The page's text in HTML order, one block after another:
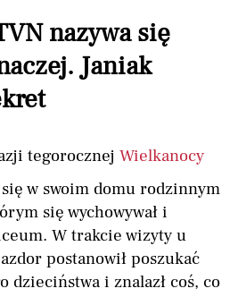
nazywa się
Janiak
tegorocznej Wielkanocy
w swoim domu rodzinnym
się wychowywał i
W trakcie wizyty u
postanowił poszukać
dzieciństwa i znalazł coś, co